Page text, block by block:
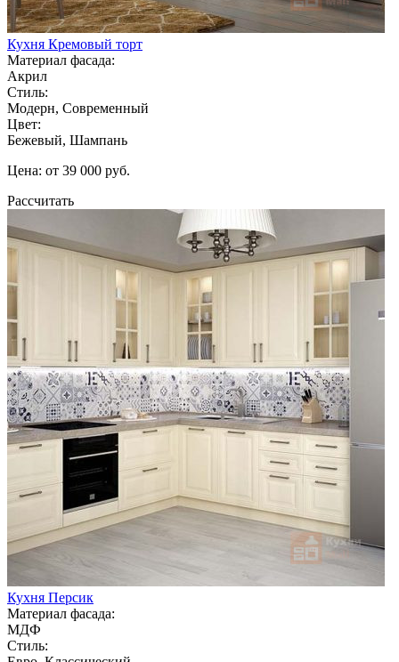
Кухня Кремовый торт
Материал фасада:
Акрил
Стиль:
Модерн, Современный
Цвет:
Бежевый, Шампань
Цена: от 39 000 руб.
Рассчитать
Кухня Персик
Материал фасада:
МДФ
Стиль: